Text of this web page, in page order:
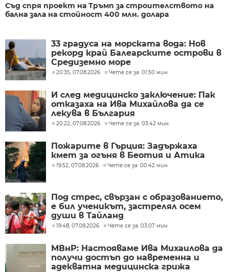
Съд спря проект на Тръмп за строителството на
бална зала на стойност 400 млн. долара
33 градуса на морската вода: Нов
рекорд край Балеарските острови в
Средиземно море
20:35, 07.08.2026 Чете се за: 01:50 мин.
И след медицинско заключение: Пак
отказаха на Ива Михайлова да се
лекува в България
20:22, 07.08.2026 Чете се за: 03:42 мин.
Пожарите в Гърция: Задържаха
кмет за огъня в Беотия и Атика
19:52, 07.08.2026 Чете се за: 00:42 мин.
Под стрес, свързан с образованието,
е бил ученикът, застрелял осем
души в Тайланд
19:48, 07.08.2026 Чете се за: 03:07 мин.
МВнР: Настояваме Ива Михаилова да
получи достъп до навременна и
адекватна медицинска грижа